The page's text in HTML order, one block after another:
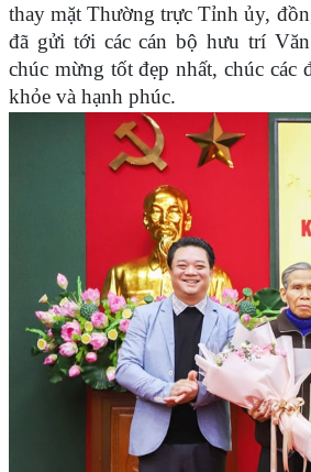
thay mặt Thường trực Tỉnh ủy,
đã gửi tới các cán bộ hưu trí
chúc mừng tốt đẹp nhất, chúc các
khỏe và hạnh phúc.